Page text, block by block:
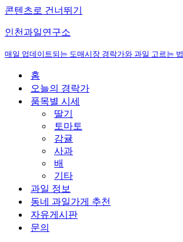
콘텐츠로 건너뛰기
인천과일연구소
매일 업데이트되는 도매시장 경락가와 과일 고르는 법
홈
오늘의 경락가
품목별 시세
딸기
토마토
감귤
사과
배
기타
과일 정보
동네 과일가게 추천
자유게시판
문의